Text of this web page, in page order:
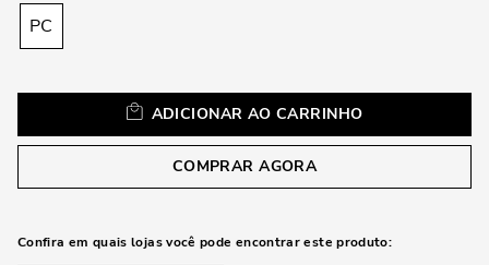
PC
ADICIONAR AO CARRINHO
COMPRAR AGORA
Confira em quais lojas você pode encontrar este produto: